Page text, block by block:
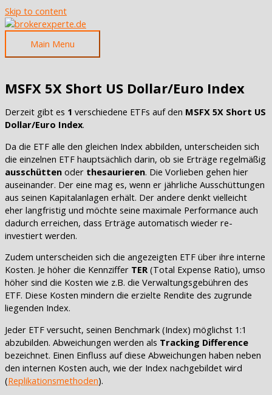
Skip to content
Main Menu
MSFX 5X Short US Dollar/Euro Index
Derzeit gibt es 1 verschiedene ETFs auf den MSFX 5X Short US
Dollar/Euro Index.
Da die ETF alle den gleichen Index abbilden, unterscheiden sich
die einzelnen ETF hauptsächlich darin, ob sie Erträge regelmäßig
ausschütten oder thesaurieren. Die Vorlieben gehen hier
auseinander. Der eine mag es, wenn er jährliche Ausschüttungen
aus seinen Kapitalanlagen erhält. Der andere denkt vielleicht
eher langfristig und möchte seine maximale Performance auch
dadurch erreichen, dass Erträge automatisch wieder re-
investiert werden.
Zudem unterscheiden sich die angezeigten ETF über ihre interne
Kosten. Je höher die Kennziffer TER (Total Expense Ratio), umso
höher sind die Kosten wie z.B. die Verwaltungsgebühren des
ETF. Diese Kosten mindern die erzielte Rendite des zugrunde
liegenden Index.
Jeder ETF versucht, seinen Benchmark (Index) möglichst 1:1
abzubilden. Abweichungen werden als Tracking Difference
bezeichnet. Einen Einfluss auf diese Abweichungen haben neben
den internen Kosten auch, wie der Index nachgebildet wird
(Replikationsmethoden).